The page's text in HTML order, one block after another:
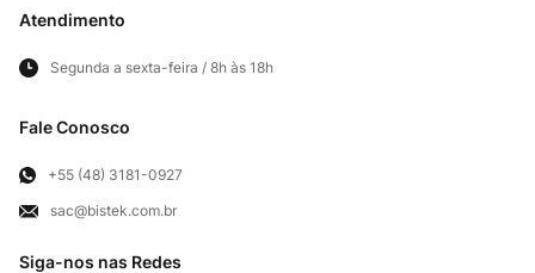
Siga-nos nas Redes
Privacidade e Segurança
Panfletos lojas físicas
Acompanhe seu pedido
Frete e Entregas
Troca e Devoluções
Exercício de Direito
Fale Conosco
Atendimento
Segunda a sexta-feira / 8h às 18h
Fale Conosco
+55 (48) 3181-0927
sac@bistek.com.br